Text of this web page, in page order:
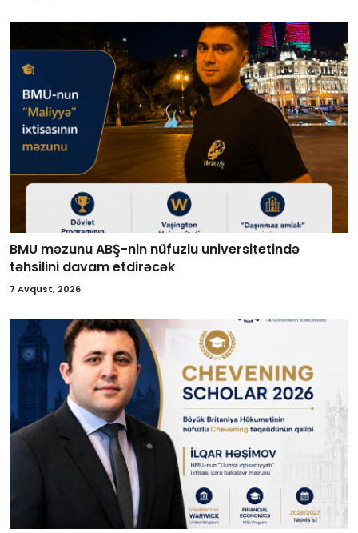
BMU məzunu ABŞ-nin nüfuzlu universitetində
təhsilini davam etdirəcək
7 Avqust, 2026